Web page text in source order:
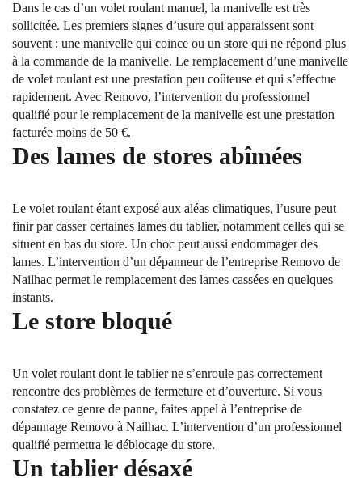
Dans le cas d’un volet roulant manuel, la manivelle est très
sollicitée. Les premiers signes d’usure qui apparaissent sont
souvent : une manivelle qui coince ou un store qui ne répond plus
à la commande de la manivelle. Le remplacement d’une manivelle
de volet roulant est une prestation peu coûteuse et qui s’effectue
rapidement. Avec Removo, l’intervention du professionnel
qualifié pour le remplacement de la manivelle est une prestation
facturée moins de 50 €.
Des lames de stores abîmées
Le volet roulant étant exposé aux aléas climatiques, l’usure peut
finir par casser certaines lames du tablier, notamment celles qui se
situent en bas du store. Un choc peut aussi endommager des
lames. L’intervention d’un dépanneur de l’entreprise Removo de
Nailhac permet le remplacement des lames cassées en quelques
instants.
Le store bloqué
Un volet roulant dont le tablier ne s’enroule pas correctement
rencontre des problèmes de fermeture et d’ouverture. Si vous
constatez ce genre de panne, faites appel à l’entreprise de
dépannage Removo à Nailhac. L’intervention d’un professionnel
qualifié permettra le déblocage du store.
Un tablier désaxé